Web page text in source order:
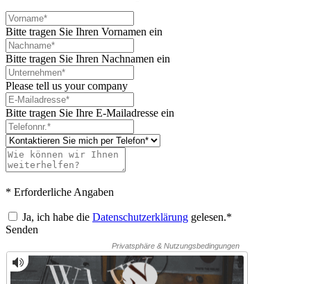
Bitte tragen Sie Ihren Vornamen ein
Bitte tragen Sie Ihren Nachnamen ein
Please tell us your company
Bitte tragen Sie Ihre E-Mailadresse ein
* Erforderliche Angaben
Ja, ich habe die Datenschutzerklärung gelesen.*
Senden